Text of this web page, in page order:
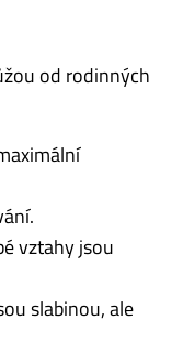
od rodinných
vztahy jsou
slabinou, ale